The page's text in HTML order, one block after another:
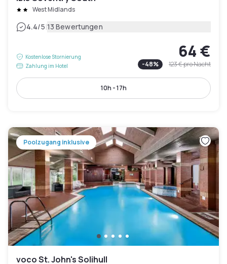
West Midlands
4.4/5|13 Bewertungen
Kostenlose Stornierung
Zahlung im Hotel
64 €
-48% 123 €pro Nacht
10h - 17h
Poolzugang inklusive
voco St. John's Solihull